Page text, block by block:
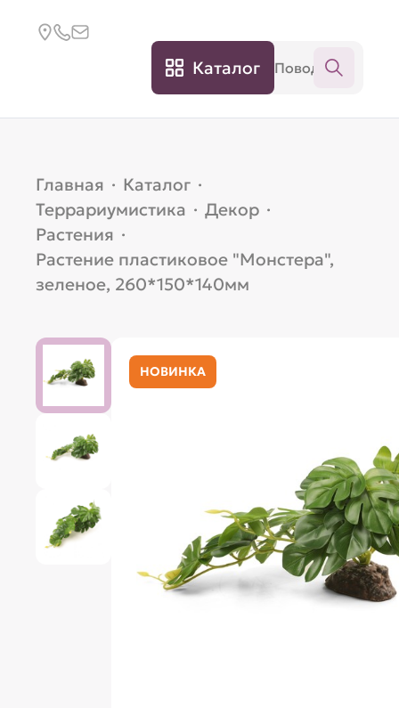
Каталог
Главная · Каталог ·
Террариумистика · Декор ·
Растения ·
Растение пластиковое "Монстера",
зеленое, 260*150*140мм
НОВИНКА